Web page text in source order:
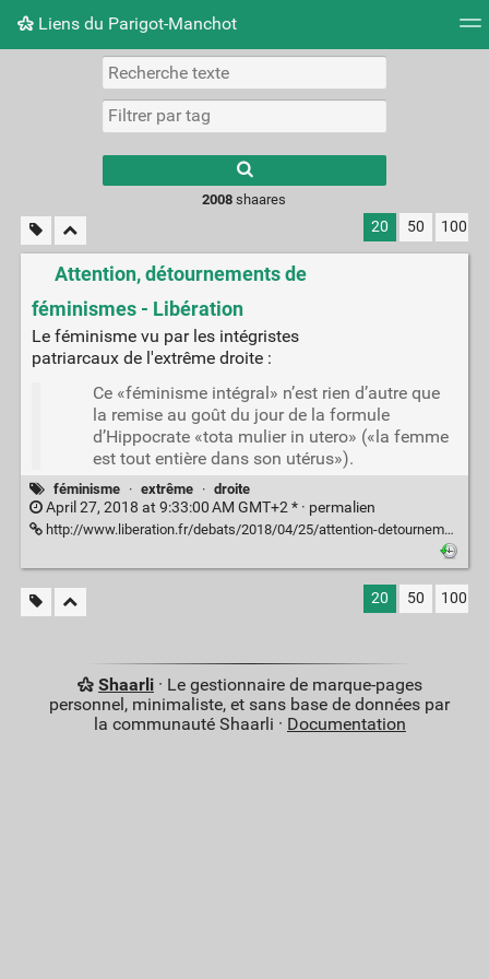
Liens du Parigot-Manchot
Nuage de tags Mur d'images
2008 shaares
20 50 100
Attention, détournements de
féminismes - Libération
Le féminisme vu par les intégristes
patriarcaux de l'extrême droite :
Ce «féminisme intégral» n’est rien d’autre que
la remise au goût du jour de la formule
d’Hippocrate «tota mulier in utero» («la femme
est tout entière dans son utérus»).
féminisme · extrême · droite
April 27, 2018 at 9:33:00 AM GMT+2 * · permalien
http://www.liberation.fr/debats/2018/04/25/attention-detournements-de-feminismes_1645862
20 50 100
Shaarli· Le gestionnaire de marque-pages
personnel, minimaliste, et sans base de données par
la communauté Shaarli · Documentation